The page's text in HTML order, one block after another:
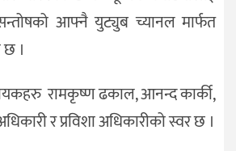
आफ्नै युट्युब च्यानल मार्फत
।
रामकृष्ण ढकाल, आनन्द कार्की,
र प्रविशा अधिकारीको स्वर छ ।